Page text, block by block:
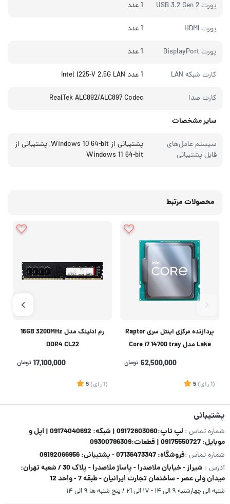
پورت USB 3.2 Gen 2 1 عدد
پورت HDMI 1 عدد
پورت DisplayPort 1 عدد
کارت شبکه LAN 1 عدد Intel l225-V 2.5G LAN
کارت صدا RealTek ALC892/ALC897 Codec
سایر مشخصات
سیستم عامل‌های
قابل پشتیبانی
پشتیبانی از Windows 10 64-bit, پشتیبانی از
Windows 11 64-bit
محصولات مرتبط
پردازنده مرکزی اینتل سری Raptor
Lake مدل Core i7 14700 tray
فروش به همراه خرید مادربرد
62,500,000 تومان
(1 رای)
5
رم ادلینک مدل 16GB 3200MHz
DDR4 CL22
17,100,000 تومان
(1 رای)
5
پشتیبانی
شماره تماس :
لپ تاپ:09172603060 | شبکه: 09174040692 | اپل و
موبایل: 09175550727 | قطعات:09300786309
شماره تماس :فروشگاه: 07136473347 - پشتیبانی: 09192066956
آدرس :
شیراز - خیابان ملاصدرا - پاساژ ملاصدرا - پلاک 30 / شعبه تهران:
میدان ولی عصر - ساختمان تجارت ایرانیان - طبقه 7 - واحد 12
شنبه الی چهارشنبه ۹ الی ۱۴ - ۱۷ الی ۲1 / پنج شنبه ها ۹ الی ۱۴